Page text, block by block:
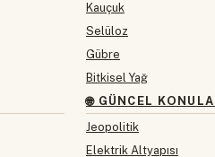
Kauçuk
Selüloz
Gübre
Bitkisel Yağ
🌐 GÜNCEL
Jeopolitik
Elektrik Altyapısı